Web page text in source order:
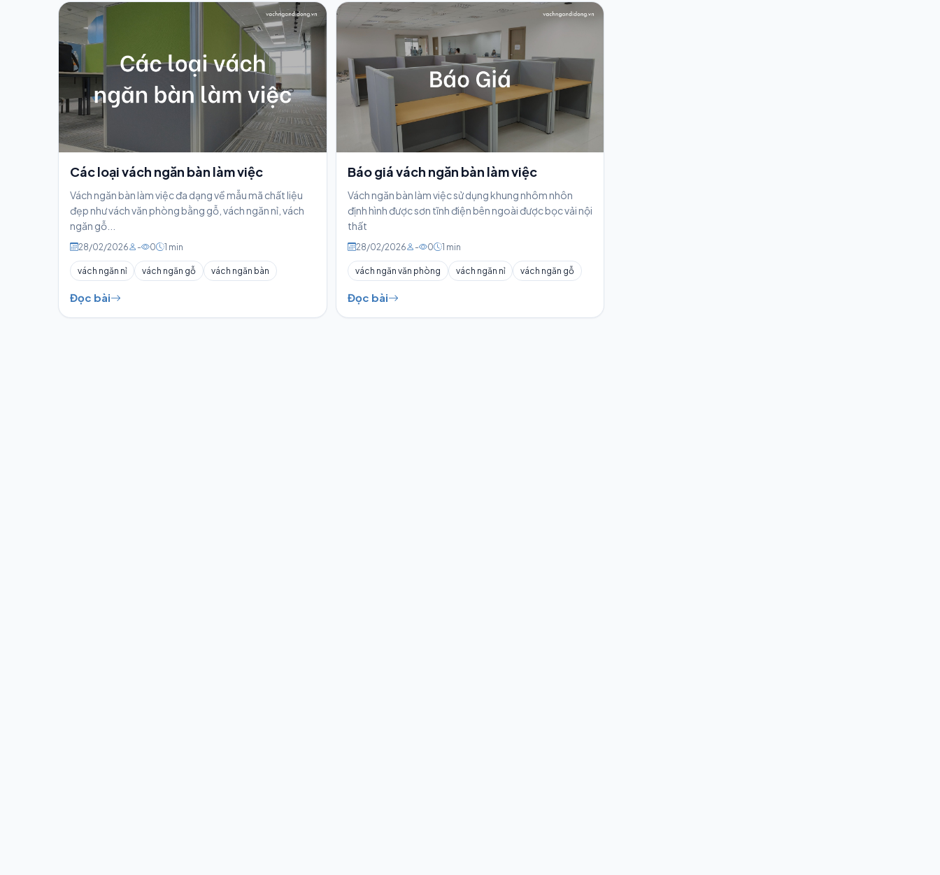
Các loại vách ngăn bàn làm việc
Vách ngăn bàn làm việc đa dạng về mẫu mã chất liệu
đẹp như vách văn phòng bằng gỗ, vách ngăn nỉ, vách
ngăn gỗ...
28/02/2026 - 0 1 min
vách ngăn nỉ vách ngăn gỗ vách ngăn bàn
Đọc bài
Báo giá vách ngăn bàn làm việc
Vách ngăn bàn làm việc sử dụng khung nhôm nhôn
định hình được sơn tĩnh điện bên ngoài được bọc vải nội
thất
28/02/2026 - 0 1 min
vách ngăn văn phòng vách ngăn nỉ vách ngăn gỗ
Đọc bài